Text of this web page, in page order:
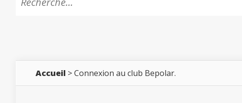
Accueil > Connexion au club Bepolar.